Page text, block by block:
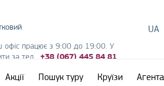
офіс працює з 9:00 до 19:00. У
за тел. +38 (067) 445 84 81
UA
Акції Пошук туру Круїзи